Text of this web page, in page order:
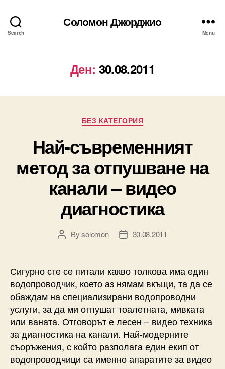
Search
Соломон Джорджио
Menu
Ден: 30.08.2011
Categories
БЕЗ КАТЕГОРИЯ
Най-съвременният
метод за отпушване на
канали – видео
диагностика
PostBysolomon
Post30.08.2011
Сигурно сте се питали какво толкова има един
водопроводчик, което аз нямам вкъщи, та да се
обаждам на специализирани водопроводни
услуги, за да ми отпушат тоалетната, мивката
или ваната. Отговорът е лесен – видео техника
за диагностика на канали. Най-модерните
съоръжения, с който разполага един екип от
водопроводчици са именно апаратите за видео